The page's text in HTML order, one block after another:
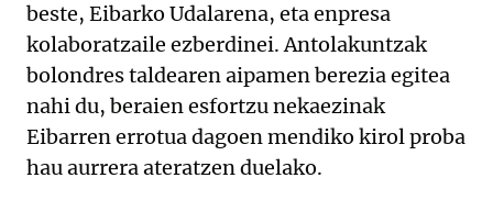
beste, Eibarko Udalarena, eta enpresa
kolaboratzaile ezberdinei. Antolakuntzak
bolondres taldearen aipamen berezia egitea
nahi du, beraien esfortzu nekaezinak
Eibarren errotua dagoen mendiko kirol proba
hau aurrera ateratzen duelako.